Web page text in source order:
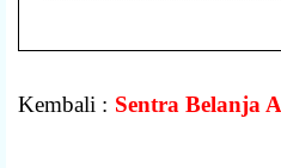
Kembali : Sentra Belanja